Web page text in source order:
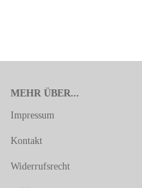
MEHR ÜBER...
Impressum
Kontakt
Widerrufsrecht